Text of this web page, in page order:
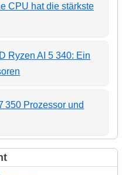
CPU hat die stärkste
Ryzen AI 5 340: Ein
350 Prozessor und